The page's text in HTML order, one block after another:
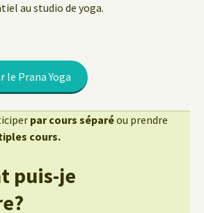
au studio de yoga.
le Prana Yoga
par cours séparéou prendre
cours.
puis-je